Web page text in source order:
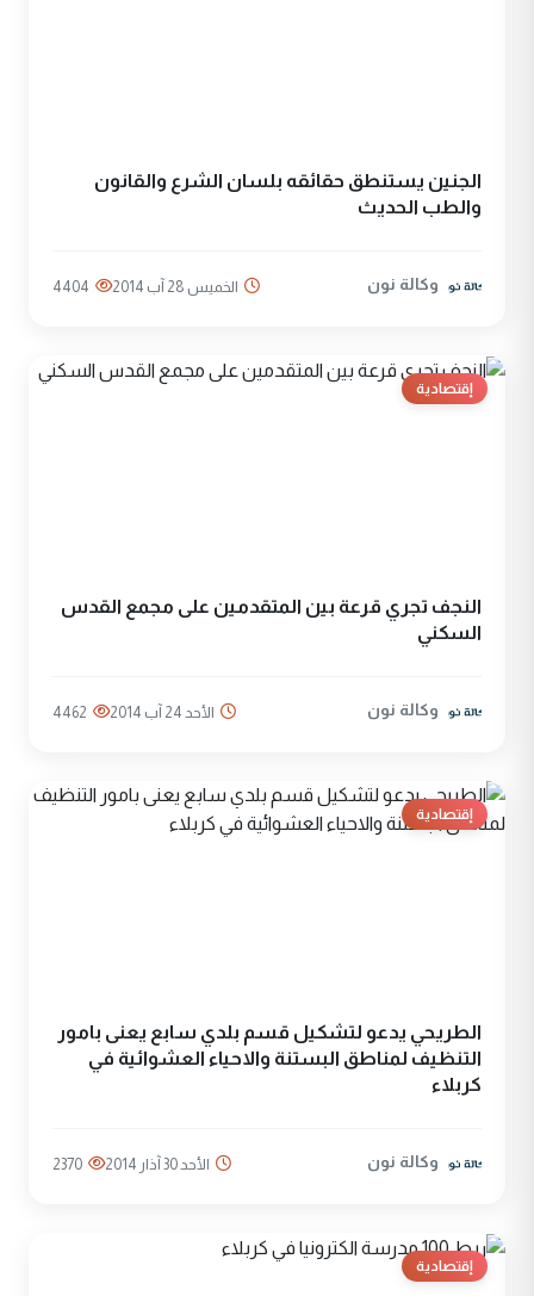
الجنين يستنطق حقائقه بلسان الشرع والقانون
والطب الحديث
وكالة نون الخميس 28 آب 2014 4404
إقتصادية
النجف تجري قرعة بين المتقدمين على مجمع القدس
السكني
وكالة نون الأحد 24 آب 2014 4462
إقتصادية
الطريحي يدعو لتشكيل قسم بلدي سابع يعنى بامور
التنظيف لمناطق البستنة والاحياء العشوائية في
كربلاء
وكالة نون الأحد 30 آذار 2014 2370
إقتصادية